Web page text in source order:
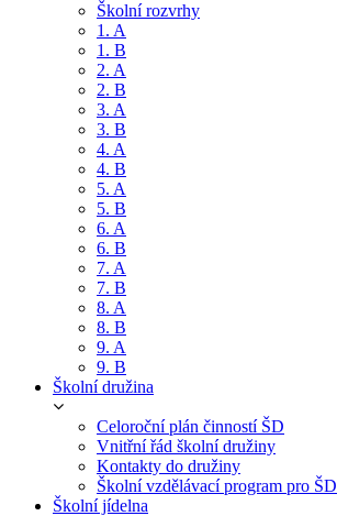
Školní rozvrhy
1. A
1. B
2. A
2. B
3. A
3. B
4. A
4. B
5. A
5. B
6. A
6. B
7. A
7. B
8. A
8. B
9. A
9. B
Školní družina
Celoroční plán činností ŠD
Vnitřní řád školní družiny
Kontakty do družiny
Školní vzdělávací program pro ŠD
Školní jídelna